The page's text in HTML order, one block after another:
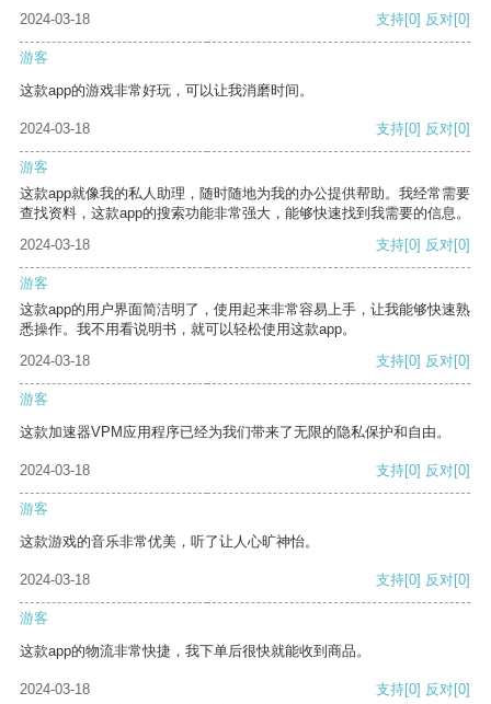
2024-03-18 支持[0] 反对[0]
游客
这款app的游戏非常好玩，可以让我消磨时间。
2024-03-18 支持[0] 反对[0]
游客
这款app就像我的私人助理，随时随地为我的办公提供帮助。我经常需要
查找资料，这款app的搜索功能非常强大，能够快速找到我需要的信息。
2024-03-18
支持[0] 反对[0]
游客
这款app的用户界面简洁明了，使用起来非常容易上手，让我能够快速熟
悉操作。我不用看说明书，就可以轻松使用这款app。
2024-03-18
支持[0] 反对[0]
游客
这款加速器VPM应用程序已经为我们带来了无限的隐私保护和自由。
2024-03-18 支持[0] 反对[0]
游客
这款游戏的音乐非常优美，听了让人心旷神怡。
2024-03-18 支持[0] 反对[0]
游客
这款app的物流非常快捷，我下单后很快就能收到商品。
2024-03-18 支持[0] 反对[0]